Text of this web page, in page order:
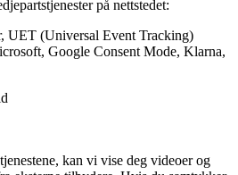
på nettstedet:
UET (Universal Event Tracking)
Google Consent Mode, Klarna,
kan vi vise deg videoer og